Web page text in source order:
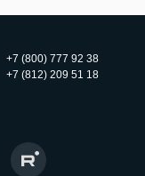
+7 (800) 777 92 38
+7 (812) 209 51 18